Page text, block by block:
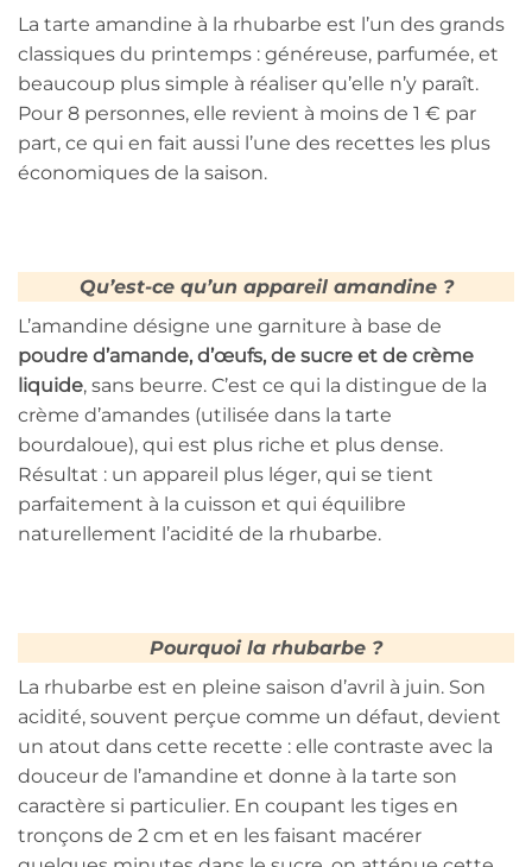
La tarte amandine à la rhubarbe est l’un des grands
classiques du printemps : généreuse, parfumée, et
beaucoup plus simple à réaliser qu’elle n’y paraît.
Pour 8 personnes, elle revient à moins de 1 € par
part, ce qui en fait aussi l’une des recettes les plus
économiques de la saison.
Qu’est-ce qu’un appareil amandine ?
L’amandine désigne une garniture à base de
poudre d’amande, d’œufs, de sucre et de crème
liquide, sans beurre. C’est ce qui la distingue de la
crème d’amandes (utilisée dans la tarte
bourdaloue), qui est plus riche et plus dense.
Résultat : un appareil plus léger, qui se tient
parfaitement à la cuisson et qui équilibre
naturellement l’acidité de la rhubarbe.
Pourquoi la rhubarbe ?
La rhubarbe est en pleine saison d’avril à juin. Son
acidité, souvent perçue comme un défaut, devient
un atout dans cette recette : elle contraste avec la
douceur de l’amandine et donne à la tarte son
caractère si particulier. En coupant les tiges en
tronçons de 2 cm et en les faisant macérer